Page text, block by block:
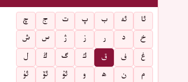
ئا ئە ب پ ت ج
چ
خ
د ر ز ژ س
ش
غ
ف ق ك گ ڭ
ل
م
ن ھ و ئۇ ئۆ
ئۈ